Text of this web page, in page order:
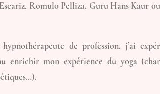
Romulo Pelliza, Guru Hans Kaur
de profession, j’ai
enrichir mon expérience du yoga